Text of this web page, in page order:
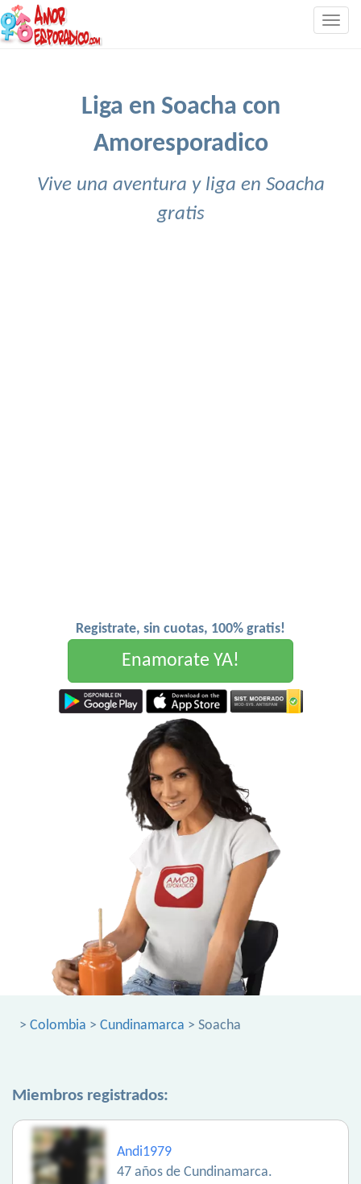
Liga en Soacha con
Amoresporadico
Vive una aventura y liga en Soacha
gratis
Registrate, sin cuotas, 100% gratis!
Enamorate YA!
> Colombia > Cundinamarca > Soacha
Miembros registrados:
Andi1979
47 años de Cundinamarca.